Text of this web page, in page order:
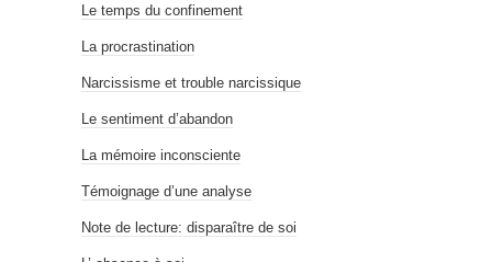
Le temps du confinement
La procrastination
Narcissisme et trouble narcissique
Le sentiment d’abandon
La mémoire inconsciente
Témoignage d’une analyse
Note de lecture: disparaître de soi